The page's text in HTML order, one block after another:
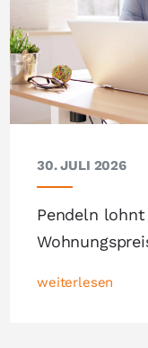
30. JULI 2026
Pendeln
weiterlesen